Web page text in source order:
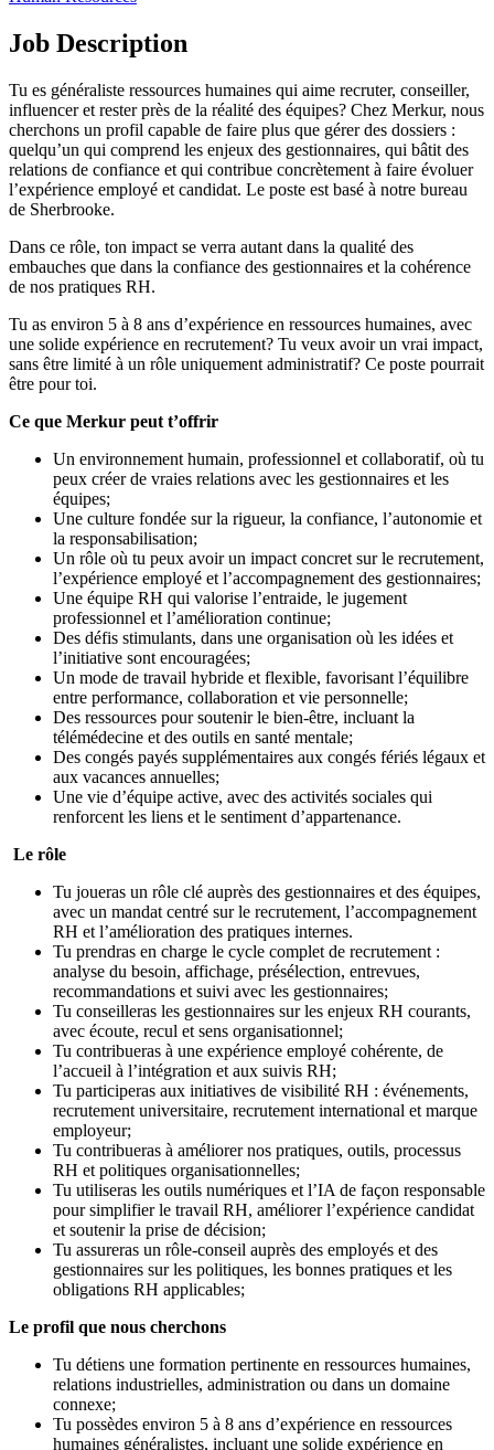
Job Description
Tu es généraliste ressources humaines qui aime recruter, conseiller,
influencer et rester près de la réalité des équipes? Chez Merkur, nous
cherchons un profil capable de faire plus que gérer des dossiers :
quelqu’un qui comprend les enjeux des gestionnaires, qui bâtit des
relations de confiance et qui contribue concrètement à faire évoluer
l’expérience employé et candidat. Le poste est basé à notre bureau
de Sherbrooke.
Dans ce rôle, ton impact se verra autant dans la qualité des
embauches que dans la confiance des gestionnaires et la cohérence
de nos pratiques RH.
Tu as environ 5 à 8 ans d’expérience en ressources humaines, avec
une solide expérience en recrutement? Tu veux avoir un vrai impact,
sans être limité à un rôle uniquement administratif? Ce poste pourrait
être pour toi.
Ce que Merkur peut t’offrir
Un environnement humain, professionnel et collaboratif, où tu
peux créer de vraies relations avec les gestionnaires et les
équipes;
Une culture fondée sur la rigueur, la confiance, l’autonomie et
la responsabilisation;
Un rôle où tu peux avoir un impact concret sur le recrutement,
l’expérience employé et l’accompagnement des gestionnaires;
Une équipe RH qui valorise l’entraide, le jugement
professionnel et l’amélioration continue;
Des défis stimulants, dans une organisation où les idées et
l’initiative sont encouragées;
Un mode de travail hybride et flexible, favorisant l’équilibre
entre performance, collaboration et vie personnelle;
Des ressources pour soutenir le bien-être, incluant la
télémédecine et des outils en santé mentale;
Des congés payés supplémentaires aux congés fériés légaux et
aux vacances annuelles;
Une vie d’équipe active, avec des activités sociales qui
renforcent les liens et le sentiment d’appartenance.
Le rôle
Tu joueras un rôle clé auprès des gestionnaires et des équipes,
avec un mandat centré sur le recrutement, l’accompagnement
RH et l’amélioration des pratiques internes.
Tu prendras en charge le cycle complet de recrutement :
analyse du besoin, affichage, présélection, entrevues,
recommandations et suivi avec les gestionnaires;
Tu conseilleras les gestionnaires sur les enjeux RH courants,
avec écoute, recul et sens organisationnel;
Tu contribueras à une expérience employé cohérente, de
l’accueil à l’intégration et aux suivis RH;
Tu participeras aux initiatives de visibilité RH : événements,
recrutement universitaire, recrutement international et marque
employeur;
Tu contribueras à améliorer nos pratiques, outils, processus
RH et politiques organisationnelles;
Tu utiliseras les outils numériques et l’IA de façon responsable
pour simplifier le travail RH, améliorer l’expérience candidat
et soutenir la prise de décision;
Tu assureras un rôle-conseil auprès des employés et des
gestionnaires sur les politiques, les bonnes pratiques et les
obligations RH applicables;
Le profil que nous cherchons
Tu détiens une formation pertinente en ressources humaines,
relations industrielles, administration ou dans un domaine
connexe;
Tu possèdes environ 5 à 8 ans d’expérience en ressources
humaines généralistes, incluant une solide expérience en